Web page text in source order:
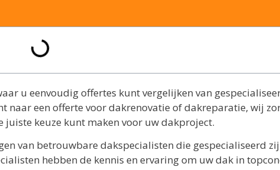
u eenvoudig offertes kunt vergelijken van
naar een offerte voor dakrenovatie of dakreparatie, wij
keuze kunt maken voor uw dakproject.
van betrouwbare dakspecialisten die gespecialiseerd
hebben de kennis en ervaring om uw dak in